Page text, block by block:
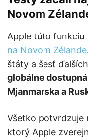
Novom
Apple túto funkciu
na Novom Zélande
štáty a šesť
globálne
Mjanmarska a
Všetko potvrdzuje
ktorý Apple